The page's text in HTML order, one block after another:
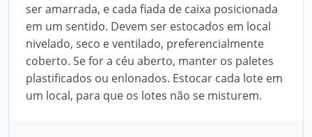
ser amarrada, e cada fiada de caixa posicionada
em um sentido. Devem ser estocados em local
nivelado, seco e ventilado, preferencialmente
coberto. Se for a céu aberto, manter os paletes
plastificados ou enlonados. Estocar cada lote em
um local, para que os lotes não se misturem.